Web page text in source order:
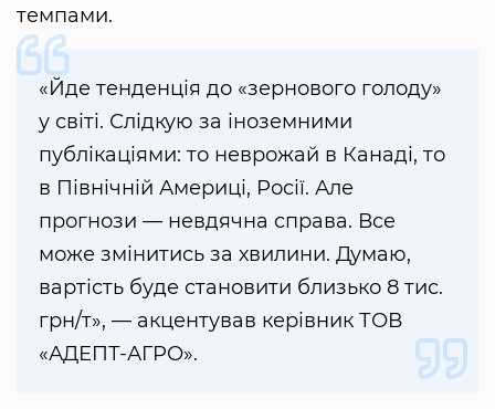
темпами.
«Йде тенденція до «зернового голоду»
у світі. Слідкую за іноземними
публікаціями: то неврожай в Канаді, то
в Північній Америці, Росії. Але
прогнози — невдячна справа. Все
може змінитись за хвилини. Думаю,
вартість буде становити близько 8 тис.
грн/т», — акцентував керівник ТОВ
«АДЕПТ-АГРО».